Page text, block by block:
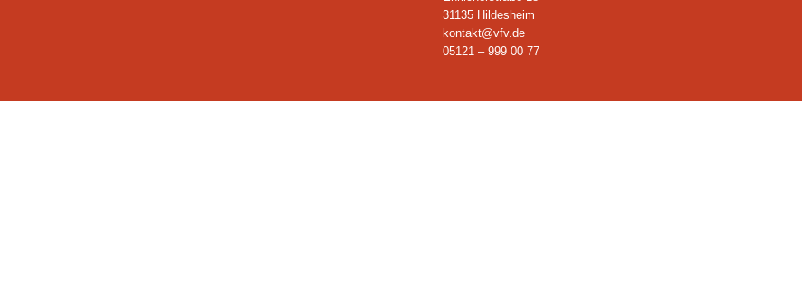
31135 Hildesheim
kontakt@vfv.de
05121 – 999 00 77